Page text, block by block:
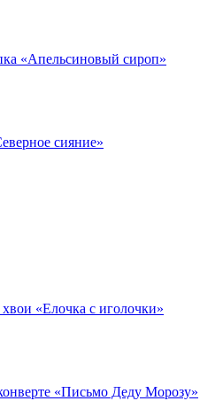
«Апельсиновый сироп»
сияние»
«Елочка с иголочки»
«Письмо Деду Морозу»